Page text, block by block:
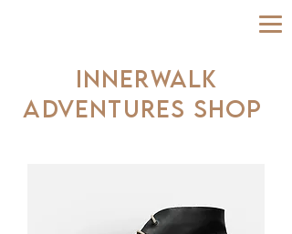
INNERWALK
ADVENTURES SHOP